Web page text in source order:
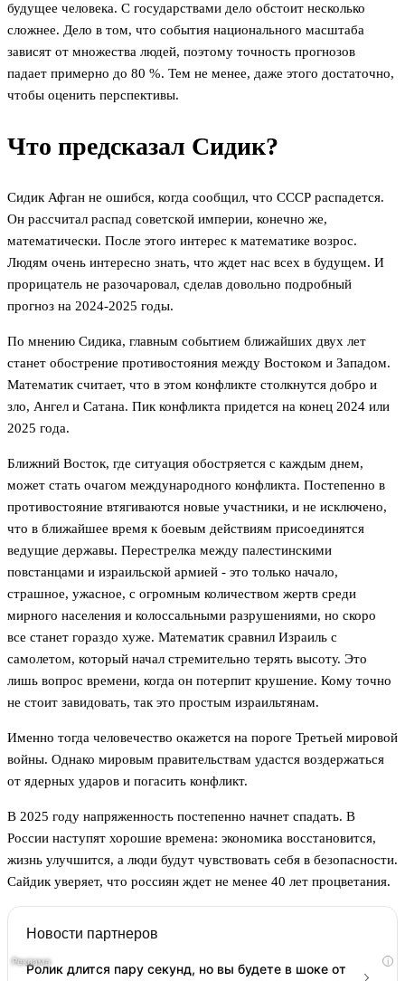
будущее человека. С государствами дело обстоит несколько
сложнее. Дело в том, что события национального масштаба
зависят от множества людей, поэтому точность прогнозов
падает примерно до 80 %. Тем не менее, даже этого достаточно,
чтобы оценить перспективы.
Что предсказал Сидик?
Сидик Афган не ошибся, когда сообщил, что СССР распадется.
Он рассчитал распад советской империи, конечно же,
математически. После этого интерес к математике возрос.
Людям очень интересно знать, что ждет нас всех в будущем. И
прорицатель не разочаровал, сделав довольно подробный
прогноз на 2024-2025 годы.
По мнению Сидика, главным событием ближайших двух лет
станет обострение противостояния между Востоком и Западом.
Математик считает, что в этом конфликте столкнутся добро и
зло, Ангел и Сатана. Пик конфликта придется на конец 2024 или
2025 года.
Ближний Восток, где ситуация обостряется с каждым днем,
может стать очагом международного конфликта. Постепенно в
противостояние втягиваются новые участники, и не исключено,
что в ближайшее время к боевым действиям присоединятся
ведущие державы. Перестрелка между палестинскими
повстанцами и израильской армией - это только начало,
страшное, ужасное, с огромным количеством жертв среди
мирного населения и колоссальными разрушениями, но скоро
все станет гораздо хуже. Математик сравнил Израиль с
самолетом, который начал стремительно терять высоту. Это
лишь вопрос времени, когда он потерпит крушение. Кому точно
не стоит завидовать, так это простым израильтянам.
Именно тогда человечество окажется на пороге Третьей мировой
войны. Однако мировым правительствам удастся воздержаться
от ядерных ударов и погасить конфликт.
В 2025 году напряженность постепенно начнет спадать. В
России наступят хорошие времена: экономика восстановится,
жизнь улучшится, а люди будут чувствовать себя в безопасности.
Сайдик уверяет, что россиян ждет не менее 40 лет процветания.
Новости партнеров
i
Ролик длится пару секунд, но вы будете в шоке от